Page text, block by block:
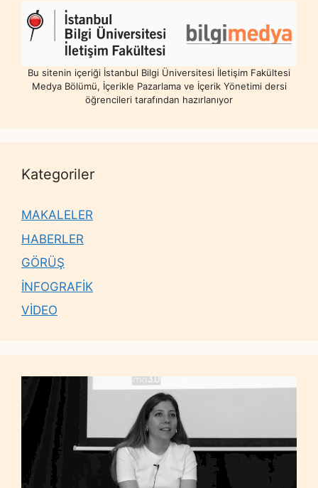
Bu sitenin içeriği İstanbul Bilgi Üniversitesi İletişim Fakültesi
Medya Bölümü, İçerikle Pazarlama ve İçerik Yönetimi dersi
öğrencileri tarafından hazırlanıyor
Kategoriler
MAKALELER
HABERLER
GÖRÜŞ
İNFOGRAFİK
VİDEO